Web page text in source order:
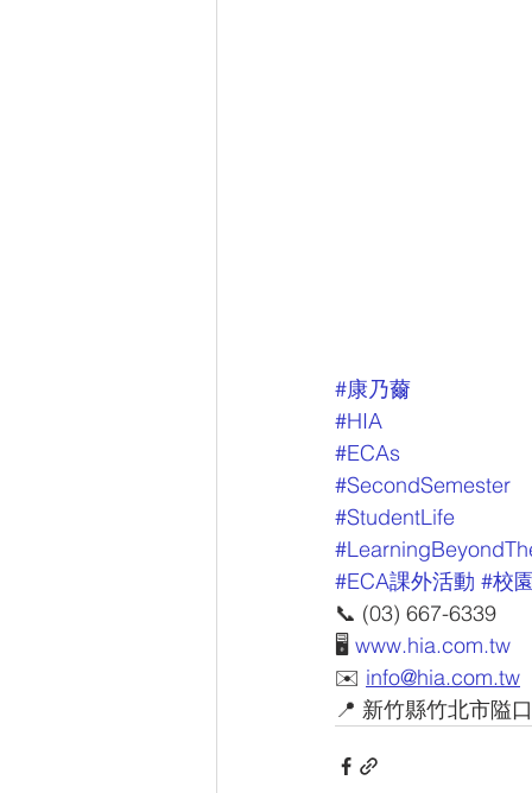
#康乃薾
#HIA
#ECAs
#SecondSemester
#StudentLife
#ECA課外活動 #校
📞 (03) 667-6339
🖥 www.hia.com.tw
✉️ info@hia.com.tw
📍 新竹縣竹北市隘